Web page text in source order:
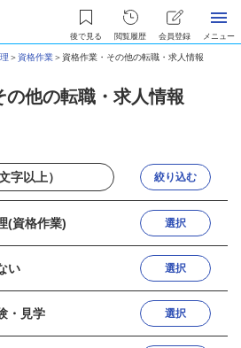
後で見る 閲覧履歴 会員登録 メニュー
＞ 資格作業＞ 資格作業・その他の転職・求人情報
の他の転職・求人情報
絞り込む
(資格作業) 選択
い 選択
・見学 選択